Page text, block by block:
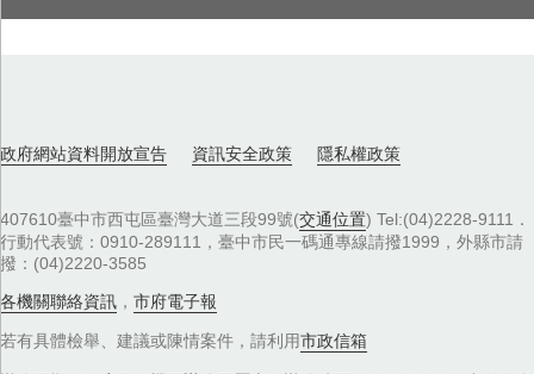
政府網站資料開放宣告 資訊安全政策 隱私權政策
407610臺中市西屯區臺灣大道三段99號(交通位置) Tel:(04)2228-9111．
行動代表號：0910-289111，臺中市民一碼通專線請撥1999，外縣市請
撥：(04)2220-3585
各機關聯絡資訊 ， 市府電子報
若有具體檢舉、建議或陳情案件，請利用市政信箱